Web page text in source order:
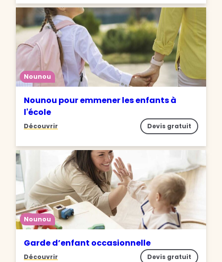
Nounou
Nounou pour emmener les enfants à
l'école
Découvrir Devis gratuit
Nounou
Garde d’enfant occasionnelle
Découvrir Devis gratuit